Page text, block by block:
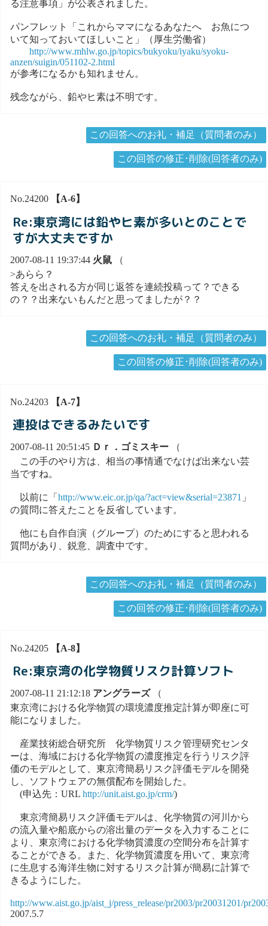
る注意事項」が公表されました。
パンフレット「これからママになるあなたへ お魚につ
いて知っておいてほしいこと」（厚生労働省）
http://www.mhlw.go.jp/topics/bukyoku/iyaku/syoku-
anzen/suigin/051102-2.html
が参考になるかも知れません。
残念ながら、鉛やヒ素は不明です。
この回答へのお礼・補足（質問者のみ）
この回答の修正･削除(回答者のみ)
No.24200 【A-6】
Re:東京湾には鉛やヒ素が多いとのことで
すが大丈夫ですか
2007-08-11 19:37:44 火鼠 （
>あらら？
答えを出される方が同じ返答を連続投稿って？できる
の？？出来ないもんだと思ってましたが？？
この回答へのお礼・補足（質問者のみ）
この回答の修正･削除(回答者のみ)
No.24203 【A-7】
連投はできるみたいです
2007-08-11 20:51:45 Ｄｒ．ゴミスキー （
この手のやり方は、相当の事情通でなけば出来ない芸
当ですね。
以前に「 http://www.eic.or.jp/qa/?act=view&serial=23871 」
の質問に答えたことを反省しています。
他にも自作自演（グループ）のためにすると思われる
質問があり、鋭意、調査中です。
この回答へのお礼・補足（質問者のみ）
この回答の修正･削除(回答者のみ)
No.24205 【A-8】
Re:東京湾の化学物質リスク計算ソフト
2007-08-11 21:12:18 アングラーズ（
東京湾における化学物質の環境濃度推定計算が即座に可
能になりました。
産業技術総合研究所 化学物質リスク管理研究センタ
ーは、海域における化学物質の濃度推定を行うリスク評
価のモデルとして、東京湾簡易リスク評価モデルを開発
し、ソフトウェアの無償配布を開始した。
(申込先：URL http://unit.aist.go.jp/crm/)
東京湾簡易リスク評価モデルは、化学物質の河川から
の流入量や船底からの溶出量のデータを入力することに
より、東京湾における化学物質濃度の空間分布を計算す
ることができる。また、化学物質濃度を用いて、東京湾
に生息する海洋生物に対するリスク計算が簡易に計算で
きるようにした。
http://www.aist.go.jp/aist_j/press_release/pr2003/pr20031201/
2007.5.7